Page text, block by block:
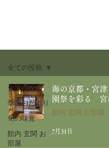
全ての投稿
季節のたより
旬の味覚
館内 玄関 お
部屋
全ての投稿
海の京都・宮
園祭を彩る 宮
館内 玄関 お部屋
7月31日